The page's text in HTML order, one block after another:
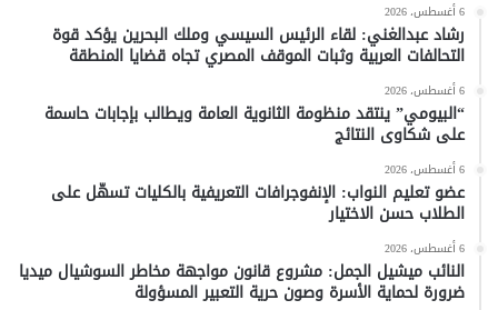
6 أغسطس، 2026
رشاد عبدالغني: لقاء الرئيس السيسي وملك البحرين يؤكد قوة
التحالفات العربية وثبات الموقف المصري تجاه قضايا المنطقة
6 أغسطس، 2026
“البيومي” ينتقد منظومة الثانوية العامة ويطالب بإجابات حاسمة
على شكاوى النتائج
6 أغسطس، 2026
عضو تعليم النواب: الإنفوجرافات التعريفية بالكليات تسهّل على
الطلاب حسن الاختيار
6 أغسطس، 2026
النائب ميشيل الجمل: مشروع قانون مواجهة مخاطر السوشيال ميديا
ضرورة لحماية الأسرة وصون حرية التعبير المسؤولة